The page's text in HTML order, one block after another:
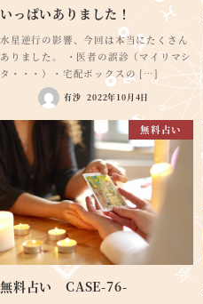
いっぱいありました！
水星逆行の影響、今回は本当にたくさん
ありました。 ・医者の誤診（マイリマシ
タ・・・）・宅配ボックスの […]
有沙 2022年10月4日
無料占い
無料占い CASE-76-